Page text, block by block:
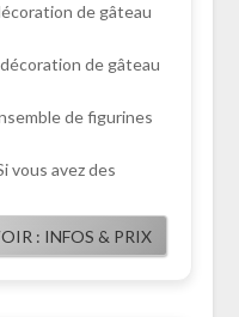
de gâteau
de gâteau
de figurines
vous avez des
: INFOS & PRIX